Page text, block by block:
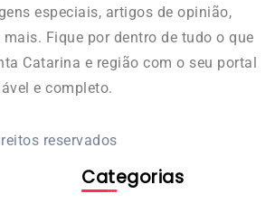
especiais, artigos de opinião,
Fique por dentro de tudo o que
Catarina e região com o seu portal
e completo.
reservados
Categorias